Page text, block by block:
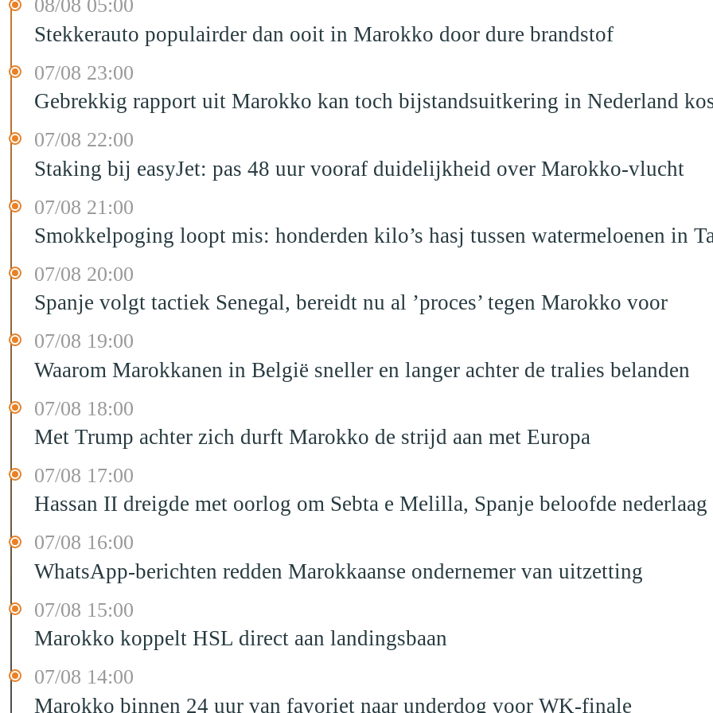
08/08 05:00
Stekkerauto populairder dan ooit in Marokko door dure brandstof
07/08 23:00
Gebrekkig rapport uit Marokko kan toch bijstandsuitkering in Nederland
07/08 22:00
Staking bij easyJet: pas 48 uur vooraf duidelijkheid over Marokko-vlucht
07/08 21:00
Smokkelpoging loopt mis: honderden kilo’s hasj tussen watermeloenen in
07/08 20:00
Spanje volgt tactiek Senegal, bereidt nu al ’proces’ tegen Marokko voor
07/08 19:00
Waarom Marokkanen in België sneller en langer achter de tralies belanden
07/08 18:00
Met Trump achter zich durft Marokko de strijd aan met Europa
07/08 17:00
Hassan II dreigde met oorlog om Sebta e Melilla, Spanje beloofde nederlaag
07/08 16:00
WhatsApp-berichten redden Marokkaanse ondernemer van uitzetting
07/08 15:00
Marokko koppelt HSL direct aan landingsbaan
07/08 14:00
Marokko binnen 24 uur van favoriet naar underdog voor WK-finale